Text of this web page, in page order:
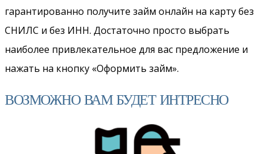
гарантированно получите займ онлайн на карту без
СНИЛС и без ИНН. Достаточно просто выбрать
наиболее привлекательное для вас предложение и
нажать на кнопку «Оформить займ».
ВОЗМОЖНО ВАМ БУДЕТ ИНТРЕСНО